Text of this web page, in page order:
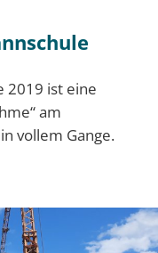
2019 ist eine
am
vollem Gange.